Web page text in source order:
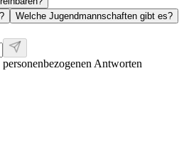
Welche Jugendmannschaften gibt es?
personenbezogenen Antworten